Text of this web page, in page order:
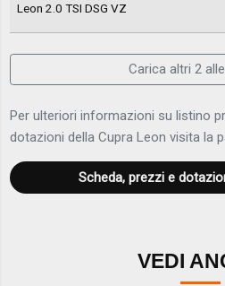
Leon 2.0 TSI DSG VZ
Carica altri 2
Per ulteriori informazioni su listino
dotazioni della Cupra Leon visita la
Scheda, prezzi e
VEDI